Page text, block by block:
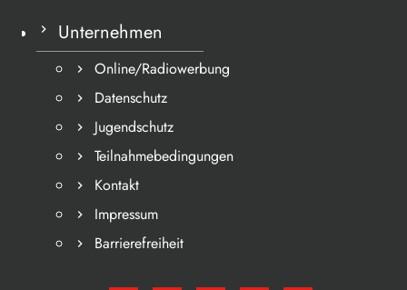
Unternehmen
Online/Radiowerbung
Datenschutz
Jugendschutz
Teilnahmebedingungen
Kontakt
Impressum
Barrierefreiheit